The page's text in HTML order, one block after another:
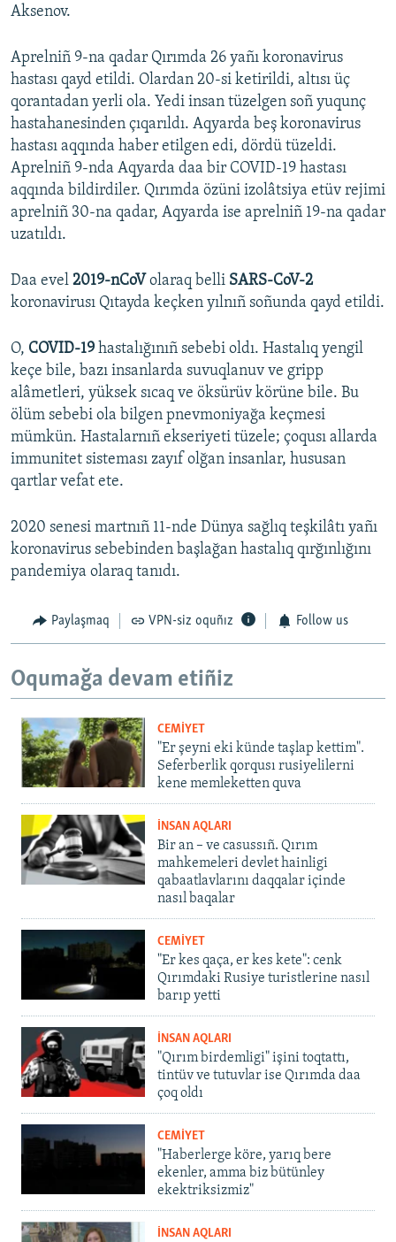
Aksenov.
Aprelniñ 9-na qadar Qırımda 26 yañı koronavirus
hastası qayd etildi. Olardan 20-si ketirildi, altısı üç
qorantadan yerli ola. Yedi insan tüzelgen soñ yuqunç
hastahanesinden çıqarıldı. Aqyarda beş koronavirus
hastası aqqında haber etilgen edi, dördü tüzeldi.
Aprelniñ 9-nda Aqyarda daa bir COVID-19 hastası
aqqında bildirdiler. Qırımda özüni izolâtsiya etüv rejimi
aprelniñ 30-na qadar, Aqyarda ise aprelniñ 19-na qadar
uzatıldı.
Daa evel 2019-nCoV olaraq belli SARS-CoV-2
koronavirusı Qıtayda keçken yılnıñ soñunda qayd etildi.
O, COVID-19 hastalığınıñ sebebi oldı. Hastalıq yengil
keçe bile, bazı insanlarda suvuqlanuv ve gripp
alâmetleri, yüksek sıcaq ve öksürüv körüne bile. Bu
ölüm sebebi ola bilgen pnevmoniyağa keçmesi
mümkün. Hastalarnıñ ekseriyeti tüzele; çoqusı allarda
immunitet sisteması zayıf olğan insanlar, hususan
qartlar vefat ete.
2020 senesi martnıñ 11-nde Dünya sağlıq teşkilâtı yañı
koronavirus sebebinden başlağan hastalıq qırğınlığını
pandemiya olaraq tanıdı.
Paylaşmaq VPN-siz oquñız Follow us
Oqumağa devam etiñiz
CEMİYET
"Er şeyni eki künde taşlap kettim".
Seferberlik qorqusı rusiyelilerni
kene memleketten quva
İNSAN AQLARI
Bir an – ve casussıñ. Qırım
mahkemeleri devlet hainligi
qabaatlavlarını daqqalar içinde
nasıl baqalar
CEMİYET
"Er kes qaça, er kes kete": cenk
Qırımdaki Rusiye turistlerine nasıl
barıp yetti
İNSAN AQLARI
"Qırım birdemligi" işini toqtattı,
tintüv ve tutuvlar ise Qırımda daa
çoq oldı
CEMİYET
"Haberlerge köre, yarıq bere
ekenler, amma biz bütünley
ekektriksizmiz"
İNSAN AQLARI